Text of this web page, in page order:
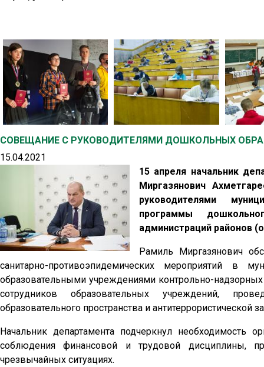
СОВЕЩАНИЕ С РУКОВОДИТЕЛЯМИ ДОШКОЛЬНЫХ
15.04.2021
15 апреля начальник
Миргазянович
руководителями
программы
администраций районов
Рамиль Миргазянович
санитарно-противоэпидемических мероприятий в
образовательными учреждениями контрольно-
сотрудников образовательных учреждений,
образовательного пространства и антитеррористической
Начальник департамента подчеркнул необходимость
соблюдения финансовой и трудовой дисциплины,
чрезвычайных ситуациях.